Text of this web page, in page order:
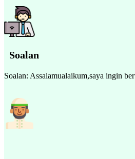
Soalan
Soalan: Assalamualaikum,saya ingin